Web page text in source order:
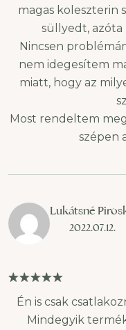
magas koleszterin
süllyedt, azóta
Nincsen
nem idegesítem
miatt, hogy az
Most rendeltem
szépen
Lukátsné
2022.07.12.
Én is csak
Mindegyik